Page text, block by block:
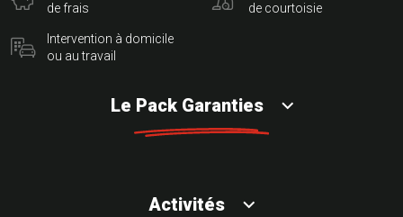
de frais
Intervention à domicile
ou au travail
de courtoisie
Le Pack Garanties
Activités